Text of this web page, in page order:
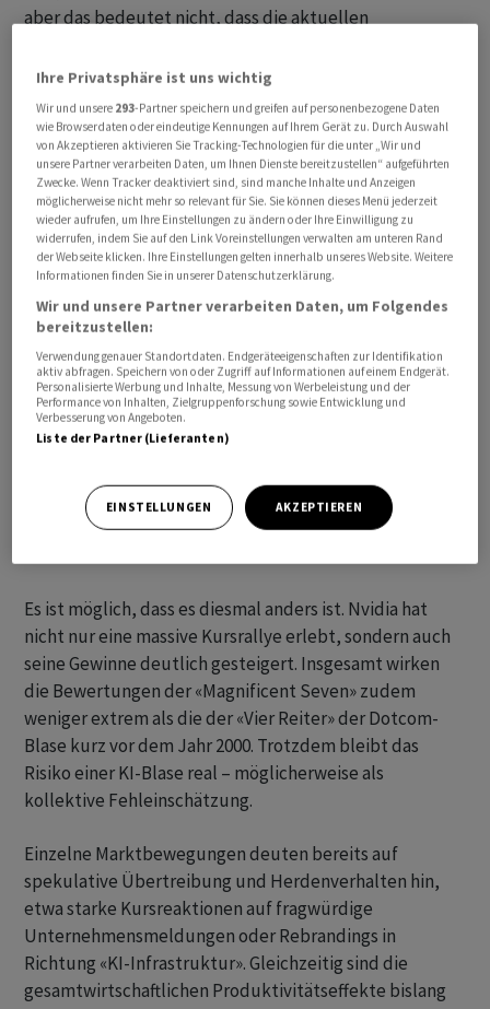
aber das bedeutet nicht, dass die aktuellen
zwangsläufig korrekt sind. Historisch gesehen führen
grosse technologische Durchbrüche häufig zu
spekulativen Übertreibungen: Eisenbahnen, Internet
und andere Revolutionen lösten zunächst Manien und
spätere Zusammenbrüche aus, bevor sich die
Produktivitätsgewinne breit in der Wirtschaft
durchsetzen konnten.
Es ist möglich, dass es diesmal anders ist. Nvidia hat
nicht nur eine massive Kursrallye erlebt, sondern auch
seine Gewinne deutlich gesteigert. Insgesamt wirken
die Bewertungen der «Magnificent Seven» zudem
weniger extrem als die der «Vier Reiter» der Dotcom-
Blase kurz vor dem Jahr 2000. Trotzdem bleibt das
Risiko einer KI-Blase real – möglicherweise als
kollektive Fehleinschätzung.
Einzelne Marktbewegungen deuten bereits auf
spekulative Übertreibung und Herdenverhalten hin,
etwa starke Kursreaktionen auf fragwürdige
Unternehmensmeldungen oder Rebrandings in
Richtung «KI-Infrastruktur». Gleichzeitig sind die
gesamtwirtschaftlichen Produktivitätseffekte bislang
Ihre Privatsphäre ist uns wichtig
Wir und unsere 293-Partner speichern und greifen auf personenbezogene Daten
wie Browserdaten oder eindeutige Kennungen auf Ihrem Gerät zu. Durch Auswahl
von Akzeptieren aktivieren Sie Tracking-Technologien für die unter „Wir und
unsere Partner verarbeiten Daten, um Ihnen Dienste bereitzustellen“ aufgeführten
Zwecke. Wenn Tracker deaktiviert sind, sind manche Inhalte und Anzeigen
möglicherweise nicht mehr so relevant für Sie. Sie können dieses Menü jederzeit
wieder aufrufen, um Ihre Einstellungen zu ändern oder Ihre Einwilligung zu
widerrufen, indem Sie auf den Link Voreinstellungen verwalten am unteren Rand
der Webseite klicken. Ihre Einstellungen gelten innerhalb unseres Website. Weitere
Informationen finden Sie in unserer Datenschutzerklärung.
Wir und unsere Partner verarbeiten Daten, um Folgendes
bereitzustellen:
Verwendung genauer Standortdaten. Endgeräteeigenschaften zur Identifikation
aktiv abfragen. Speichern von oder Zugriff auf Informationen auf einem Endgerät.
Personalisierte Werbung und Inhalte, Messung von Werbeleistung und der
Performance von Inhalten, Zielgruppenforschung sowie Entwicklung und
Verbesserung von Angeboten.
Liste der Partner (Lieferanten)
EINSTELLUNGEN AKZEPTIEREN